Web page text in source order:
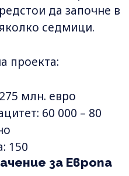
да започне в
седмици.
проекта:
млн. евро
60 000 – 80
150
за Европа